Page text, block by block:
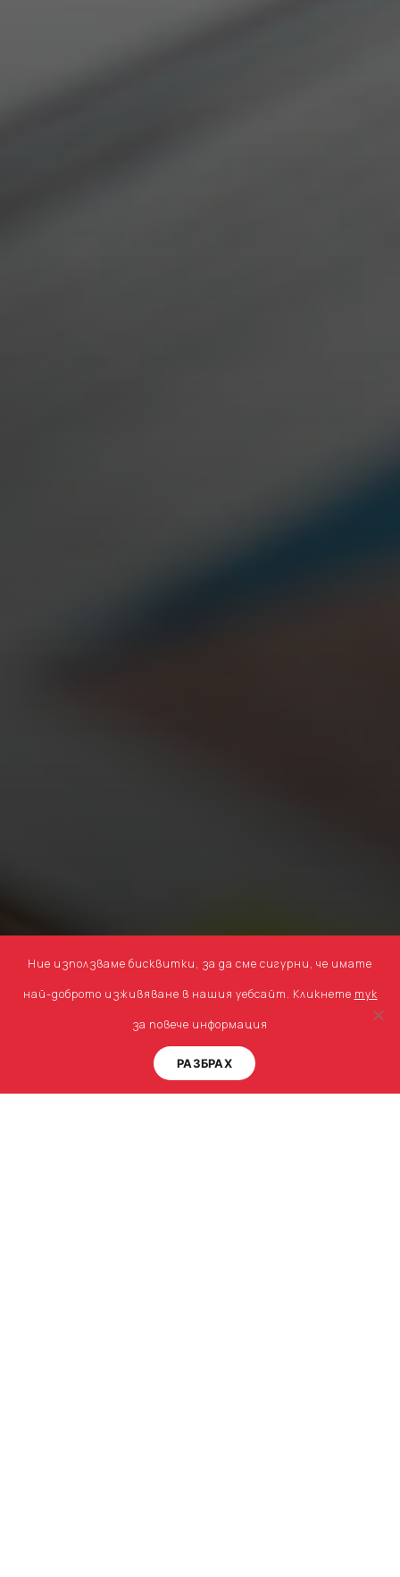
Ние използваме бисквитки, за да сме сигурни, че имате
най-доброто изживяване в нашия уебсайт. Кликнете тук
за повече информация
РАЗБРАХ
Свържете се с нас